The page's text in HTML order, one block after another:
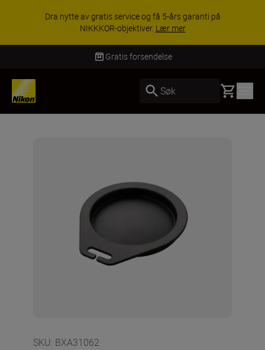
Dra nytte av gratis service og få 5-års garanti på
NIKKKOR-objektiver. Lær mer
Gratis forsendelse
Søk Basket
SKU: BXA31062